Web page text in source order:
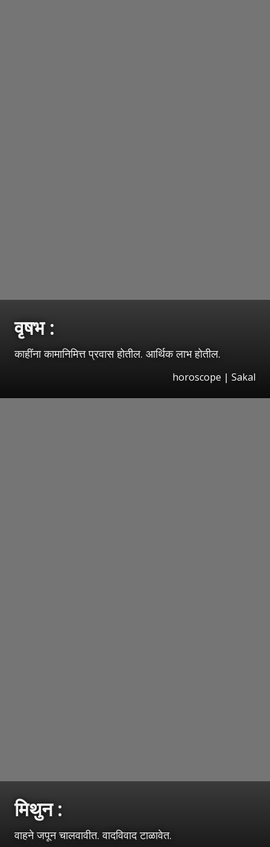
वृषभ :
काहींना कामानिमित्त प्रवास होतील. आर्थिक लाभ होतील.
horoscope | Sakal
मिथुन :
वाहने जपून चालवावीत. वादविवाद टाळावेत.